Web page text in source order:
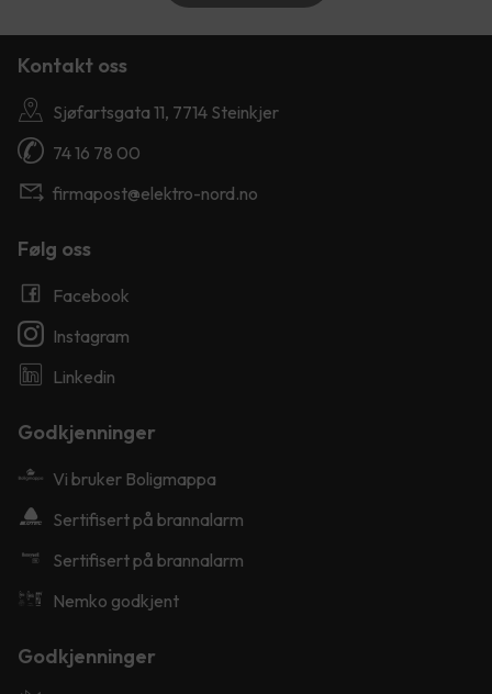
Kontakt oss
Sjøfartsgata 11, 7714 Steinkjer
74 16 78 00
firmapost@elektro-nord.no
Følg oss
Facebook
Instagram
Linkedin
Godkjenninger
Vi bruker Boligmappa
Sertifisert på brannalarm
Sertifisert på brannalarm
Nemko godkjent
Godkjenninger